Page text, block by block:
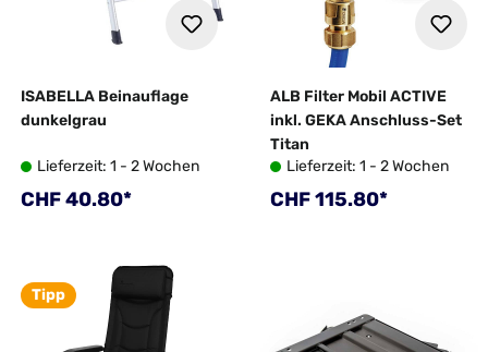
ISABELLA Beinauflage
dunkelgrau
Lieferzeit: 1 - 2 Wochen
Regulärer Preis:
CHF 40.80*
ALB Filter Mobil ACTIVE
inkl. GEKA Anschluss-Set
Titan
Lieferzeit: 1 - 2 Wochen
Regulärer Preis:
CHF 115.80*
Tipp